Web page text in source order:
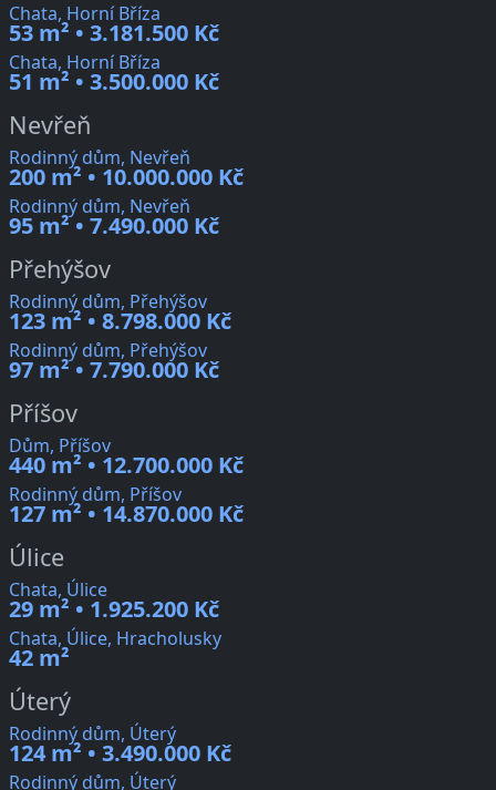
Chata, Horní Bříza
53 m² • 3.181.500 Kč
Chata, Horní Bříza
51 m² • 3.500.000 Kč
Nevřeň
Rodinný dům, Nevřeň
200 m² • 10.000.000 Kč
Rodinný dům, Nevřeň
95 m² • 7.490.000 Kč
Přehýšov
Rodinný dům, Přehýšov
123 m² • 8.798.000 Kč
Rodinný dům, Přehýšov
97 m² • 7.790.000 Kč
Příšov
Dům, Příšov
440 m² • 12.700.000 Kč
Rodinný dům, Příšov
127 m² • 14.870.000 Kč
Úlice
Chata, Úlice
29 m² • 1.925.200 Kč
Chata, Úlice, Hracholusky
42 m²
Úterý
Rodinný dům, Úterý
124 m² • 3.490.000 Kč
Rodinný dům, Úterý